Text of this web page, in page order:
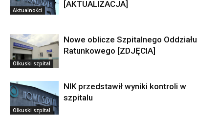
Aktualności
[AKTUALIZACJA]
Olkuski szpital
Nowe oblicze Szpitalnego Oddziału
Ratunkowego [ZDJĘCIA]
Olkuski szpital
NIK przedstawił wyniki kontroli w
szpitalu